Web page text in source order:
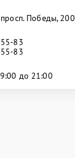
просп. Победы, 200
83
83
до 21:00